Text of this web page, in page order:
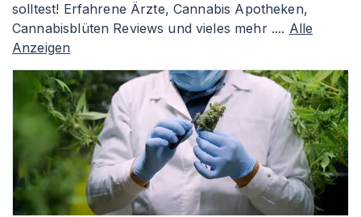
solltest! Erfahrene Ärzte, Cannabis Apotheken,
Cannabisblüten Reviews und vieles mehr .... Alle
Anzeigen